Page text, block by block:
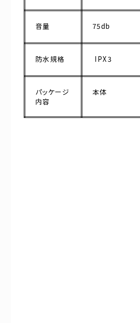
音量 75db
防水規格 IPX3
パッケージ
内容
本体